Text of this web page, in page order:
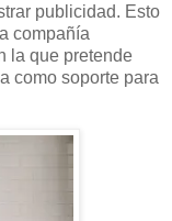
publicidad. Esto
compañía
la que pretende
como soporte para